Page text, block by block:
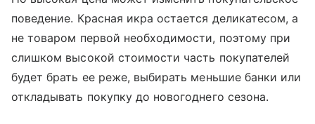
поведение. Красная икра остается деликатесом, а
не товаром первой необходимости, поэтому при
слишком высокой стоимости часть покупателей
будет брать ее реже, выбирать меньшие банки или
откладывать покупку до новогоднего сезона.